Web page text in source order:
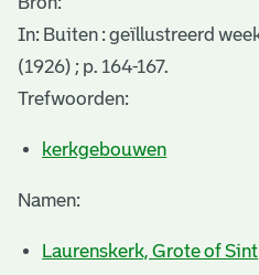
In: Buiten : geïllustreerd
(1926) ; p. 164-167.
Trefwoorden:
kerkgebouwen
Namen:
Laurenskerk, Grote of Sint